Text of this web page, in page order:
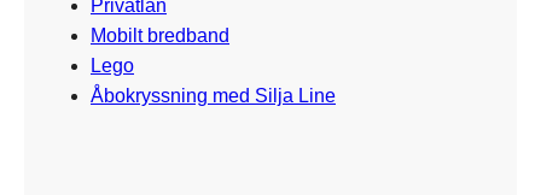
Privatlån
Mobilt bredband
Lego
Åbokryssning med Silja Line